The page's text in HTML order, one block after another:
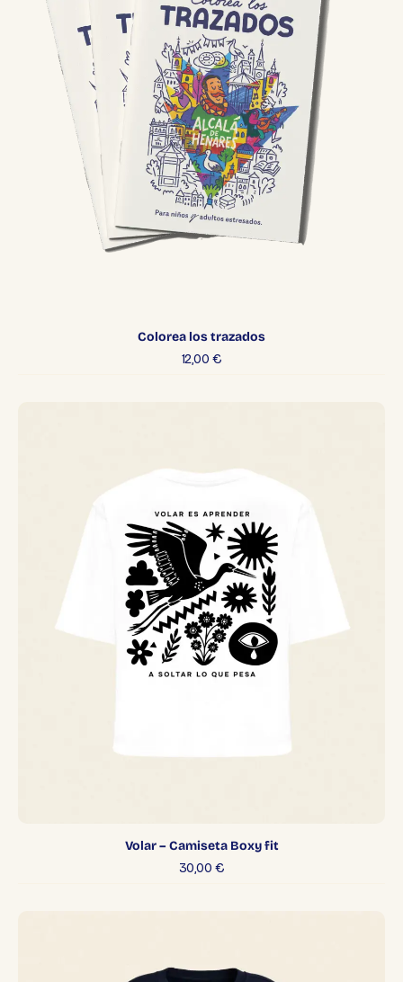
Colorea los trazados
12,00 €
Volar – Camiseta Boxy fit
30,00 €